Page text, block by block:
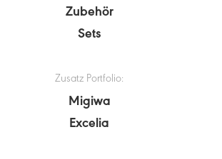
Zubehör
Sets
Zusatz Portfolio:
Migiwa
Excelia